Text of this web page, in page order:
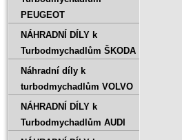
PEUGEOT
NÁHRADNÍ DÍLY k
Turbodmychadlům ŠKODA
Náhradní díly k
turbodmychadlům VOLVO
NÁHRADNÍ DÍLY k
Turbodmychadlům AUDI